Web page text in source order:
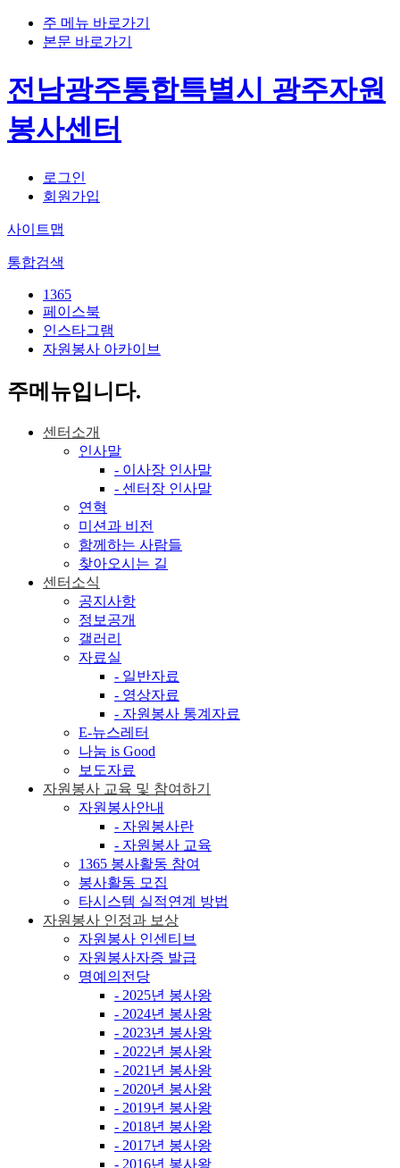
주 메뉴 바로가기
본문 바로가기
전남광주통합특별시 광주자원
봉사센터
로그인
회원가입
사이트맵
통합검색
1365
페이스북
인스타그램
자원봉사 아카이브
주메뉴입니다.
센터소개
인사말
- 이사장 인사말
- 센터장 인사말
연혁
미션과 비전
함께하는 사람들
찾아오시는 길
센터소식
공지사항
정보공개
갤러리
자료실
- 일반자료
- 영상자료
- 자원봉사 통계자료
E-뉴스레터
나눔 is Good
보도자료
자원봉사 교육 및 참여하기
자원봉사안내
- 자원봉사란
- 자원봉사 교육
1365 봉사활동 참여
봉사활동 모집
타시스템 실적연계 방법
자원봉사 인정과 보상
자원봉사 인센티브
자원봉사자증 발급
명예의전당
- 2025년 봉사왕
- 2024년 봉사왕
- 2023년 봉사왕
- 2022년 봉사왕
- 2021년 봉사왕
- 2020년 봉사왕
- 2019년 봉사왕
- 2018년 봉사왕
- 2017년 봉사왕
- 2016년 봉사왕